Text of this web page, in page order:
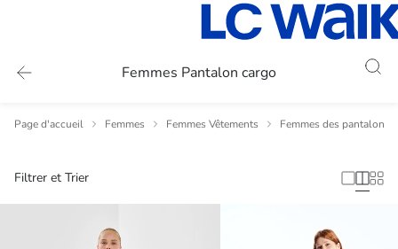
Femmes Pantalon cargo
Page d'accueil Femmes Femmes Vêtements Femmes des pantalons
Filtrer et Trier